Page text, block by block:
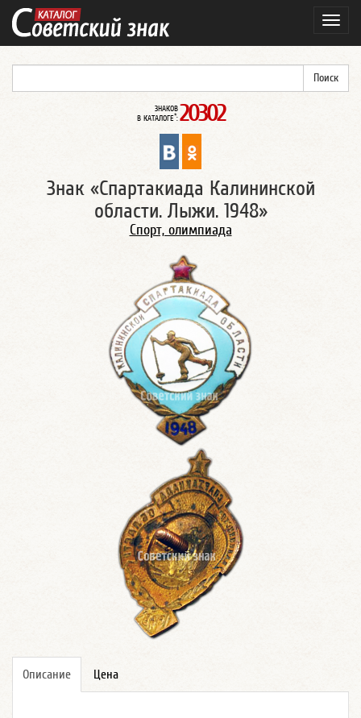
ЗНАКОВ
В КАТАЛОГЕ*: 20302
Знак «Спартакиада Калининской
области. Лыжи. 1948»
Спорт, олимпиада
Описание Цена